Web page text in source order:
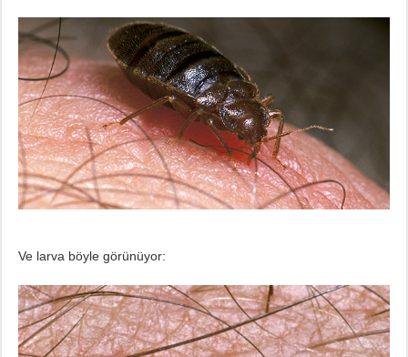
Ve larva böyle görünüyor: